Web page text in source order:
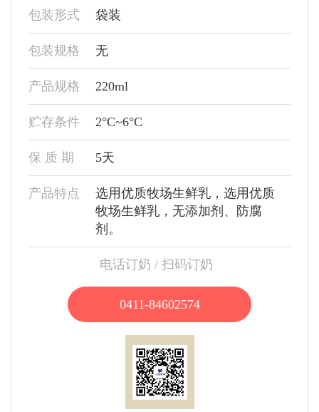
包装形式 袋装
包装规格 无
产品规格 220ml
贮存条件 2°C~6°C
保 质 期 5天
产品特点
选用优质牧场生鲜乳，选用优质
牧场生鲜乳，无添加剂、防腐
剂。
电话订奶 / 扫码订奶
0411-84602574